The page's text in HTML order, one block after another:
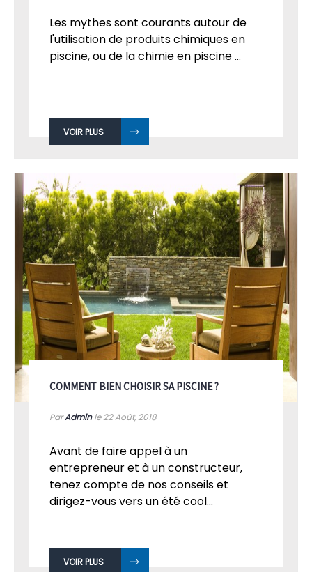
Les mythes sont courants autour de
l'utilisation de produits chimiques en
piscine, ou de la chimie en piscine ...
VOIR PLUS
COMMENT BIEN CHOISIR SA PISCINE ?
ParAdminle 22Août, 2018
Avant de faire appel à un
entrepreneur et à un constructeur,
tenez compte de nos conseils et
dirigez-vous vers un été cool...
VOIR PLUS